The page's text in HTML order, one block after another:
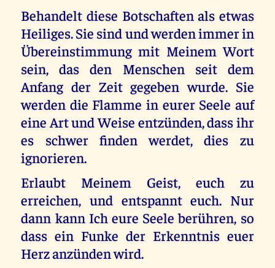
Behandelt diese Botschaften als etwas
Heiliges. Sie sind und werden immer in
Übereinstimmung mit Meinem Wort
sein, das den Menschen seit dem
Anfang der Zeit gegeben wurde. Sie
werden die Flamme in eurer Seele auf
eine Art und Weise entzünden, dass ihr
es schwer finden werdet, dies zu
ignorieren.
Erlaubt Meinem Geist, euch zu
erreichen, und entspannt euch. Nur
dann kann Ich eure Seele berühren, so
dass ein Funke der Erkenntnis euer
Herz anzünden wird.